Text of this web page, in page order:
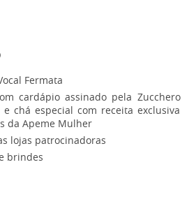
Fermata
cardápio assinado pela Zucchero
chá especial com receita exclusiva
da Apeme Mulher
lojas patrocinadoras
brindes